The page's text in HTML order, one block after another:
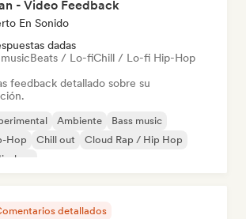
- Video Feedback
En Sonido
dadas
Beats / Lo-fiChill / Lo-fi Hip-Hop
feedback detallado sobre su
Ambiente
Bass music
Hop
Chill out
Cloud Rap / Hip Hop
hop
detallados